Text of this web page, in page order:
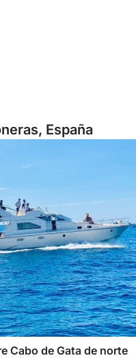
España
Cabo de Gata de norte